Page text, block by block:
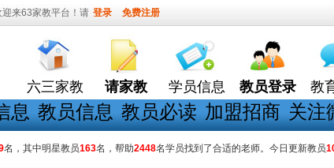
迎来63家教平台！请 登录 免费注册
六三家教 请家教 学员信息 教员登录 教
息 教员信息 教员必读 加盟招商 关注
名，其中明星教员163名，帮助2448名学员找到了合适的老师。今日更新教员